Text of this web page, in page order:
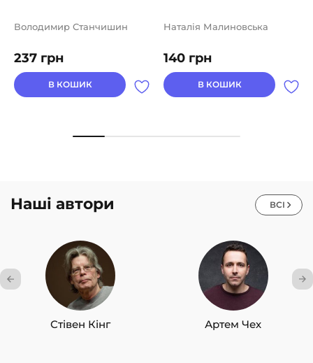
237 грн
Володимир Станчишин
В КОШИК
140 грн
Наталія Малиновська
В КОШИК
Наші автори ВСІ
Стівен Кінг Артем Чех